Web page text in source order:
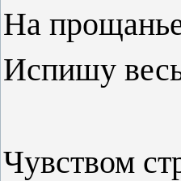
На
Испишу
Чувством